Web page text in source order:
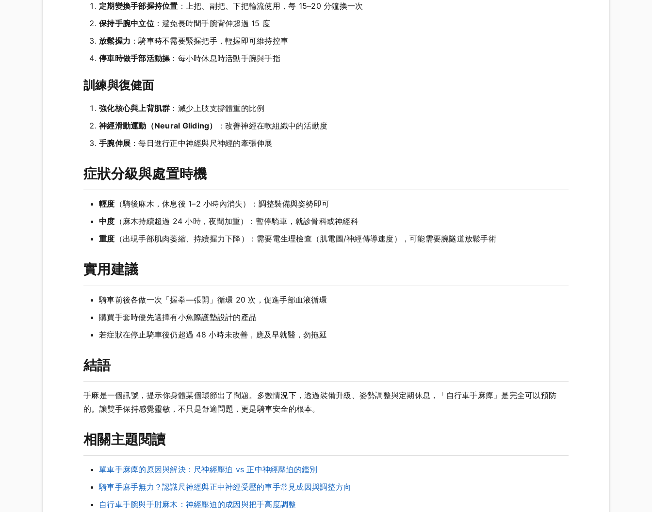
定期變換手部握持位置 ：上把、副把、下把輪流使用，每 15–20 分鐘換一次
保持手腕中立位：避免長時間手腕背伸超過 15 度
放鬆握力 ：騎車時不需要緊握把手，輕握即可維持控車
停車時做手部活動操 ：每小時休息時活動手腕與手指
訓練與復健面
強化核心與上背肌群 ：減少上肢支撐體重的比例
神經滑動運動（Neural Gliding）
：改善神經在軟組織中的活動度
手腕伸展 ：每日進行正中神經與尺神經的牽張伸展
症狀分級與處置時機
輕度 （騎後麻木，休息後 1–2 小時內消失）：調整裝備與姿勢即可
中度 （麻木持續超過 24 小時，夜間加重）：暫停騎車，就診骨科或神經科
重度 （出現手部肌肉萎縮、持續握力下降）：需要電生理檢查（肌電圖/神經傳導速度），可能需要腕隧道放鬆手術
實用建議
騎車前後各做一次「握拳—張開」循環 20 次，促進手部血液循環
購買手套時優先選擇有小魚際護墊設計的產品
若症狀在停止騎車後仍超過 48 小時未改善，應及早就醫，勿拖延
結語
手麻是一個訊號，提示你身體某個環節出了問題。多數情況下，透過裝備升級、姿勢調整與定期休息，「自行車手麻痺」是完全可以預防
的。讓雙手保持感覺靈敏，不只是舒適問題，更是騎車安全的根本。
相關主題閱讀
單車手麻痺的原因與解決：尺神經壓迫 vs 正中神經壓迫的鑑別
騎車手麻手無力？認識尺神經與正中神經受壓的車手常見成因與調整方向
自行車手腕與手肘麻木：神經壓迫的成因與把手高度調整